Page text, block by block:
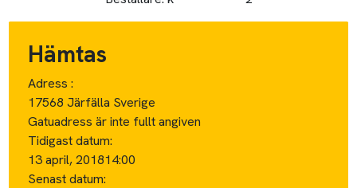
Hämtas
Adress :
17568 Järfälla Sverige
Gatuadress är inte fullt angiven
Tidigast datum:
13 april, 201814:00
Senast datum: